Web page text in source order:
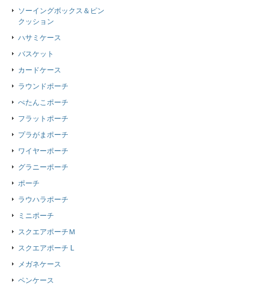
ソーイングボックス＆ピン
クッション
ハサミケース
バスケット
カードケース
ラウンドポーチ
ぺたんこポーチ
フラットポーチ
プラがまポーチ
ワイヤーポーチ
グラニーポーチ
ポーチ
ラウハラポーチ
ミニポーチ
スクエアポーチＭ
スクエアポーチ L
メガネケース
ペンケース